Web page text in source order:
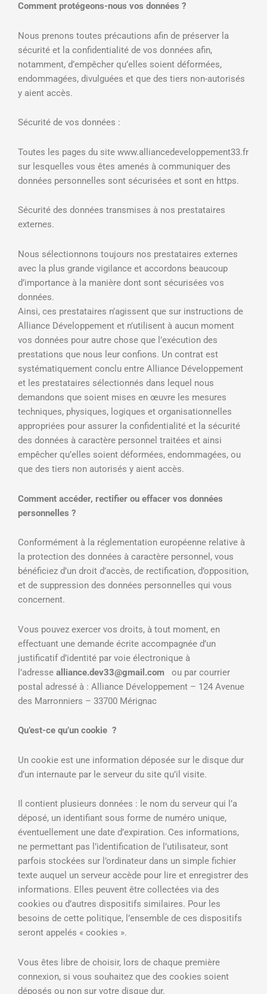
Comment protégeons-nous vos données ?
Nous prenons toutes précautions afin de préserver la
sécurité et la confidentialité de vos données afin,
notamment, d’empêcher qu’elles soient déformées,
endommagées, divulguées et que des tiers non-autorisés
y aient accès.
Sécurité de vos données :
Toutes les pages du site www.alliancedeveloppement33.fr
sur lesquelles vous êtes amenés à communiquer des
données personnelles sont sécurisées et sont en https.
Sécurité des données transmises à nos prestataires
externes.
Nous sélectionnons toujours nos prestataires externes
avec la plus grande vigilance et accordons beaucoup
d’importance à la manière dont sont sécurisées vos
données.
Ainsi, ces prestataires n’agissent que sur instructions de
Alliance Développement et n’utilisent à aucun moment
vos données pour autre chose que l’exécution des
prestations que nous leur confions. Un contrat est
systématiquement conclu entre Alliance Développement
et les prestataires sélectionnés dans lequel nous
demandons que soient mises en œuvre les mesures
techniques, physiques, logiques et organisationnelles
appropriées pour assurer la confidentialité et la sécurité
des données à caractère personnel traitées et ainsi
empêcher qu’elles soient déformées, endommagées, ou
que des tiers non autorisés y aient accès.
Comment accéder, rectifier ou effacer vos données
personnelles ?
Conformément à la réglementation européenne relative à
la protection des données à caractère personnel, vous
bénéficiez d’un droit d’accès, de rectification, d’opposition,
et de suppression des données personnelles qui vous
concernent.
Vous pouvez exercer vos droits, à tout moment, en
effectuant une demande écrite accompagnée d’un
justificatif d’identité par voie électronique à
l’adresse alliance.dev33@gmail.com
ou par courrier
postal adressé à : Alliance Développement – 124 Avenue
des Marronniers – 33700 Mérignac
Qu’est-ce qu’un cookie ?
Un cookie est une information déposée sur le disque dur
d’un internaute par le serveur du site qu’il visite.
Il contient plusieurs données : le nom du serveur qui l’a
déposé, un identifiant sous forme de numéro unique,
éventuellement une date d’expiration. Ces informations,
ne permettant pas l’identification de l’utilisateur, sont
parfois stockées sur l’ordinateur dans un simple fichier
texte auquel un serveur accède pour lire et enregistrer des
informations. Elles peuvent être collectées via des
cookies ou d’autres dispositifs similaires. Pour les
besoins de cette politique, l’ensemble de ces dispositifs
seront appelés « cookies ».
Vous êtes libre de choisir, lors de chaque première
connexion, si vous souhaitez que des cookies soient
déposés ou non sur votre disque dur.